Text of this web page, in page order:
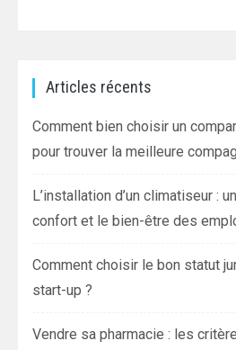
Articles récents
Comment bien choisir un
pour trouver la meilleure
L’installation d’un climatiseur :
confort et le bien-être des
Comment choisir le bon statut
start-up ?
Vendre sa pharmacie : les